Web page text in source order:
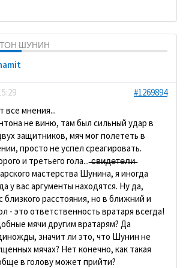
ШУНИН
#1269894
все мнения...
не виню, там был сильный удар в
защитников, мяч мог полететь в
просто не успел среагировать.
и третьего гола... ̶с̶в̶и̶д̶е̶т̶е̶л̶и̶
мастерства Шунина, я иногда
у вас аргументы находятся. Ну да,
близкого расстояния, но в ближний и
- это ответственность вратаря всегда!
мячи другим вратарям? Да
значит ли это, что Шунин не
мячах? Нет конечно, как такая
в голову может прийти?